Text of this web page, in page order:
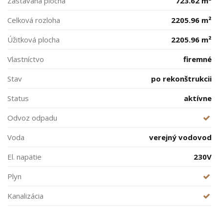
Celková rozloha
2205.96 m²
Úžitková plocha
2205.96 m²
Vlastníctvo
firemné
Stav
po rekonštrukcii
Status
aktívne
Odvoz odpadu
Voda
verejný vodovod
El. napätie
230V
Plyn
Kanalizácia